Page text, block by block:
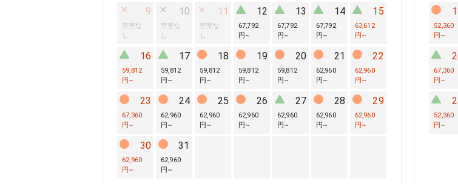
9
空室な
し
10
空室な
し
11
空室な
し
12
67,792
円 ~
13
67,792
円 ~
14
67,792
円 ~
15
63,612
円 ~
16
59,812
円 ~
17
59,812
円 ~
18
59,812
円 ~
19
59,812
円 ~
20
59,812
円 ~
21
62,960
円 ~
22
62,960
円 ~
23
67,360
円 ~
24
62,960
円 ~
25
62,960
円 ~
26
62,960
円 ~
27
62,960
円 ~
28
62,960
円 ~
29
62,960
円 ~
30
62,960
円 ~
31
62,960
円 ~
52,360
円 ~
67,360
円 ~
52,360
円 ~